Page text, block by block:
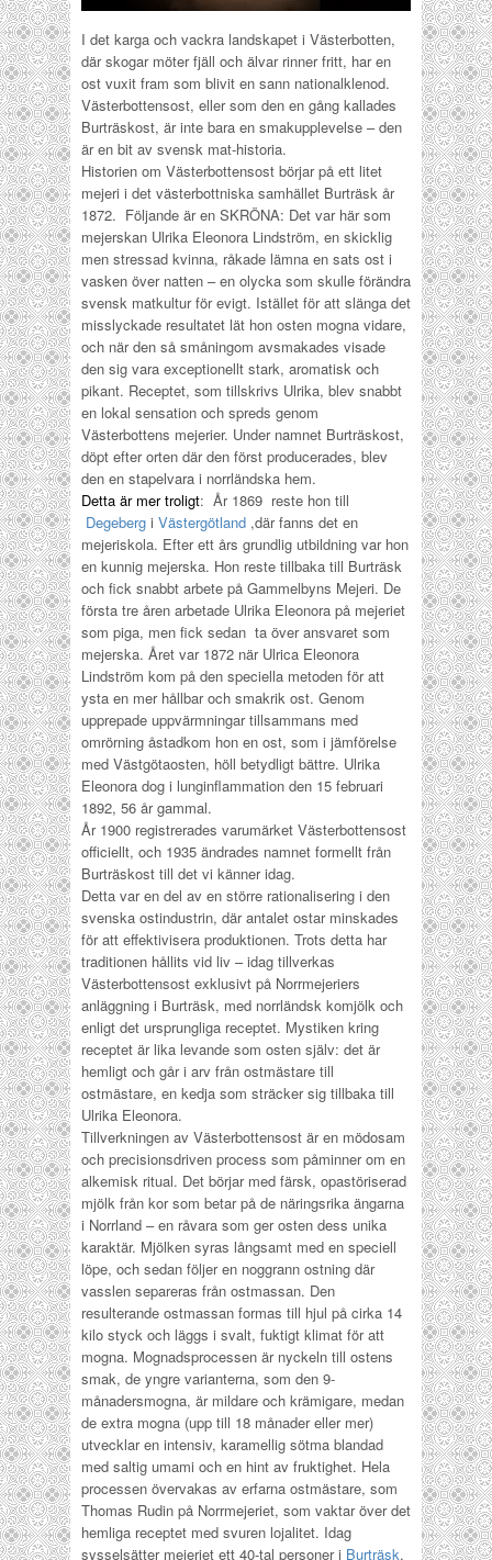
I det karga och vackra landskapet i Västerbotten,
där skogar möter fjäll och älvar rinner fritt, har en
ost vuxit fram som blivit en sann nationalklenod.
Västerbottensost, eller som den en gång kallades
Burträskost, är inte bara en smakupplevelse – den
är en bit av svensk mat-historia.
Historien om Västerbottensost börjar på ett litet
mejeri i det västerbottniska samhället Burträsk år
1872. Följande är en SKRÖNA: Det var här som
mejerskan Ulrika Eleonora Lindström, en skicklig
men stressad kvinna, råkade lämna en sats ost i
vasken över natten – en olycka som skulle förändra
svensk matkultur för evigt. Istället för att slänga det
misslyckade resultatet lät hon osten mogna vidare,
och när den så småningom avsmakades visade
den sig vara exceptionellt stark, aromatisk och
pikant. Receptet, som tillskrivs Ulrika, blev snabbt
en lokal sensation och spreds genom
Västerbottens mejerier. Under namnet Burträskost,
döpt efter orten där den först producerades, blev
den en stapelvara i norrländska hem.
Detta är mer troligt: År 1869 reste hon till
Degeberg i Västergötland ,där fanns det en
mejeriskola. Efter ett års grundlig utbildning var hon
en kunnig mejerska. Hon reste tillbaka till Burträsk
och fick snabbt arbete på Gammelbyns Mejeri. De
första tre åren arbetade Ulrika Eleonora på mejeriet
som piga, men fick sedan ta över ansvaret som
mejerska. Året var 1872 när Ulrica Eleonora
Lindström kom på den speciella metoden för att
ysta en mer hållbar och smakrik ost. Genom
upprepade uppvärmningar tillsammans med
omrörning åstadkom hon en ost, som i jämförelse
med Västgötaosten, höll betydligt bättre. Ulrika
Eleonora dog i lunginflammation den 15 februari
1892, 56 år gammal.
År 1900 registrerades varumärket Västerbottensost
officiellt, och 1935 ändrades namnet formellt från
Burträskost till det vi känner idag.
Detta var en del av en större rationalisering i den
svenska ostindustrin, där antalet ostar minskades
för att effektivisera produktionen. Trots detta har
traditionen hållits vid liv – idag tillverkas
Västerbottensost exklusivt på Norrmejeriers
anläggning i Burträsk, med norrländsk komjölk och
enligt det ursprungliga receptet. Mystiken kring
receptet är lika levande som osten själv: det är
hemligt och går i arv från ostmästare till
ostmästare, en kedja som sträcker sig tillbaka till
Ulrika Eleonora.
Tillverkningen av Västerbottensost är en mödosam
och precisionsdriven process som påminner om en
alkemisk ritual. Det börjar med färsk, opastöriserad
mjölk från kor som betar på de näringsrika ängarna
i Norrland – en råvara som ger osten dess unika
karaktär. Mjölken syras långsamt med en speciell
löpe, och sedan följer en noggrann ostning där
vasslen separeras från ostmassan. Den
resulterande ostmassan formas till hjul på cirka 14
kilo styck och läggs i svalt, fuktigt klimat för att
mogna. Mognadsprocessen är nyckeln till ostens
smak, de yngre varianterna, som den 9-
månadersmogna, är mildare och krämigare, medan
de extra mogna (upp till 18 månader eller mer)
utvecklar en intensiv, karamellig sötma blandad
med saltig umami och en hint av fruktighet. Hela
processen övervakas av erfarna ostmästare, som
Thomas Rudin på Norrmejeriet, som vaktar över det
hemliga receptet med svuren lojalitet. Idag
sysselsätter mejeriet ett 40-tal personer i Burträsk,